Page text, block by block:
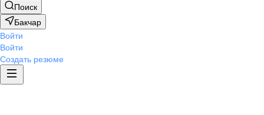
Поиск
Бакчар
Войти
Войти
Создать резюме